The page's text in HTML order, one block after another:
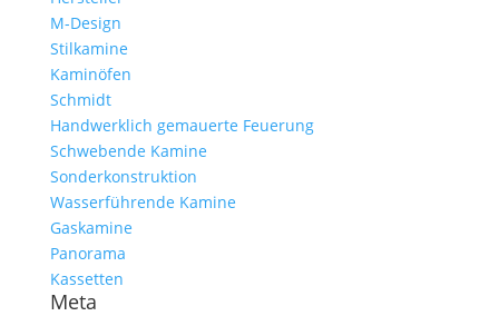
M-Design
Stilkamine
Kaminöfen
Schmidt
Handwerklich gemauerte Feuerung
Schwebende Kamine
Sonderkonstruktion
Wasserführende Kamine
Gaskamine
Panorama
Kassetten
Meta